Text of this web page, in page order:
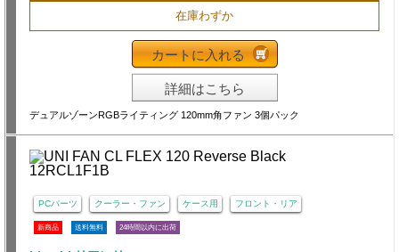
在庫わずか
カートに入れる
詳細はこちら
デュアルゾーンRGBライティング 120mm角ファン 3個パック
PCパーツ クーラー・ファン ケース用 フロント・リア
新商品 送料無料 24時間以内に出荷